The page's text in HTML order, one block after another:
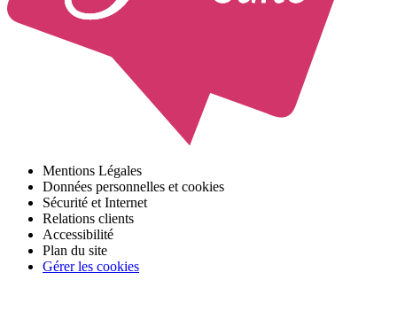
Mentions Légales
Données personnelles et cookies
Sécurité et Internet
Relations clients
Accessibilité
Plan du site
Gérer les cookies